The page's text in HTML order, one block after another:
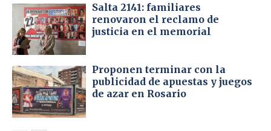
Salta 2141: familiares
renovaron el reclamo de
justicia en el memorial
Proponen terminar con la
publicidad de apuestas y juegos
de azar en Rosario